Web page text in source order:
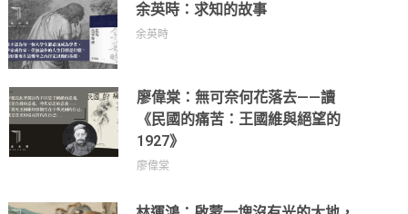
余英時：求知的故事
余英時
廖偉棠：無可奈何花落去——讀
《民國的痛苦：王國維與絕望的
1927》
廖偉棠